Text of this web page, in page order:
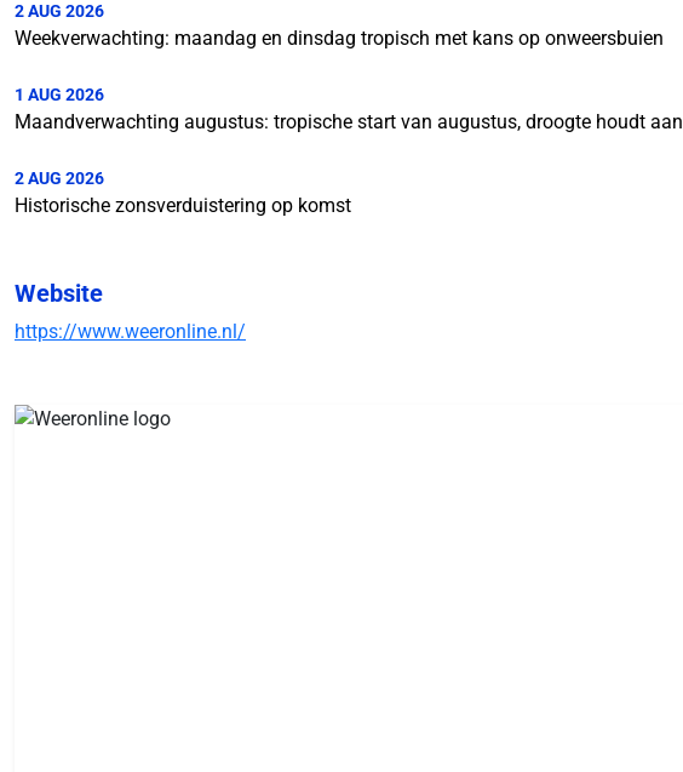
2 AUG 2026
Weekverwachting: maandag en dinsdag tropisch met kans op onweersbuien
1 AUG 2026
Maandverwachting augustus: tropische start van augustus, droogte houdt aan
2 AUG 2026
Historische zonsverduistering op komst
Website
https://www.weeronline.nl/